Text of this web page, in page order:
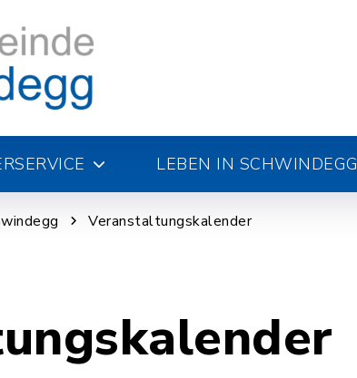
LEBEN IN SCHWINDEGG
Veranstaltungskalender